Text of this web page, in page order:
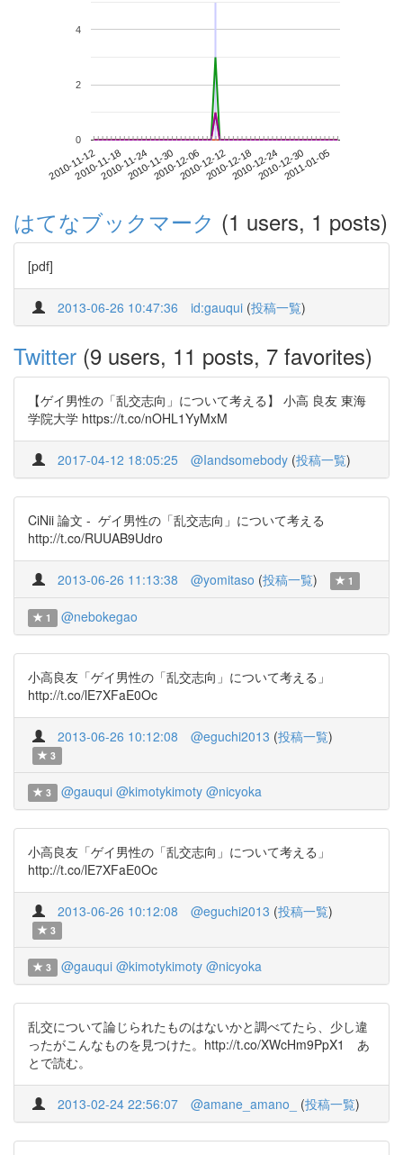
2010-11-122010-11-182010-11-242010-11-302010-12-062010-12-122010-12-182010-12-242010-12-302011-01-05
0
2
4
はてなブックマーク (1 users, 1 posts)
[pdf]
2013-06-26 10:47:36 id:gauqui (投稿一覧)
Twitter (9 users, 11 posts, 7 favorites)
【ゲイ男性の「乱交志向」について考える】 小高 良友 東海
学院大学 https://t.co/nOHL1YyMxM
2017-04-12 18:05:25 @Iandsomebody (投稿一覧)
CiNii 論文 - ゲイ男性の「乱交志向」について考える
http://t.co/RUUAB9Udro
2013-06-26 11:13:38 @yomitaso (投稿一覧) 1
1 @nebokegao
小高良友「ゲイ男性の「乱交志向」について考える」
http://t.co/lE7XFaE0Oc
2013-06-26 10:12:08 @eguchi2013 (投稿一覧)
3
3 @gauqui @kimotykimoty @nicyoka
小高良友「ゲイ男性の「乱交志向」について考える」
http://t.co/lE7XFaE0Oc
2013-06-26 10:12:08 @eguchi2013 (投稿一覧)
3
3 @gauqui @kimotykimoty @nicyoka
乱交について論じられたものはないかと調べてたら、少し違
ったがこんなものを見つけた。http://t.co/XWcHm9PpX1 あ
とで読む。
2013-02-24 22:56:07 @amane_amano_ (投稿一覧)